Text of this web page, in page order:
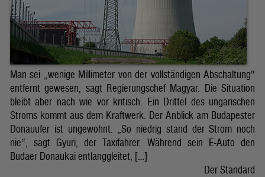
Man sei „wenige Millimeter von der vollständigen Abschaltung“
entfernt gewesen, sagt Regierungschef Magyar. Die Situation
bleibt aber nach wie vor kritisch. Ein Drittel des ungarischen
Stroms kommt aus dem Kraftwerk. Der Anblick am Budapester
Donauufer ist ungewohnt. „So niedrig stand der Strom noch
nie“, sagt Gyuri, der Taxifahrer. Während sein E-Auto den
Budaer Donaukai entlanggleitet, […]
Der Standard